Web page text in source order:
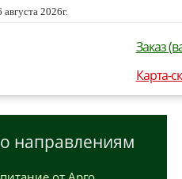
августа 2026г.
Заказ
Карта-
направлениям